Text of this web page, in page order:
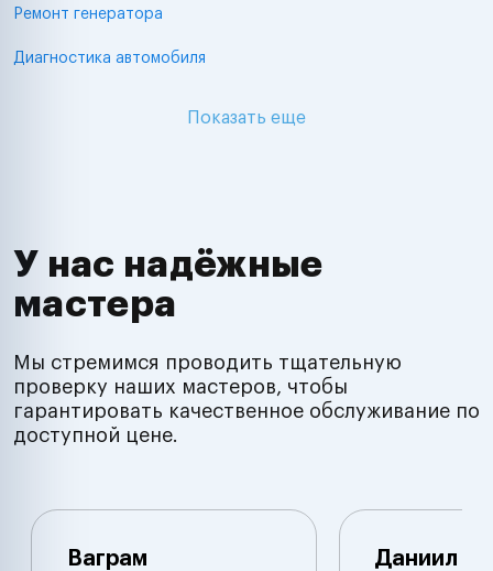
Ремонт генератора
Диагностика автомобиля
Показать еще
У нас надёжные
мастера
Мы стремимся проводить тщательную
проверку наших мастеров, чтобы
гарантировать качественное обслуживание по
доступной цене.
Ваграм Даниил